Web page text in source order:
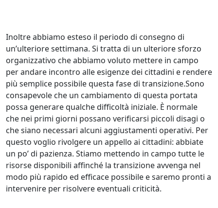
Inoltre abbiamo esteso il periodo di consegno di
un’ulteriore settimana. Si tratta di un ulteriore sforzo
organizzativo che abbiamo voluto mettere in campo
per andare incontro alle esigenze dei cittadini e rendere
più semplice possibile questa fase di transizione.Sono
consapevole che un cambiamento di questa portata
possa generare qualche difficoltà iniziale. È normale
che nei primi giorni possano verificarsi piccoli disagi o
che siano necessari alcuni aggiustamenti operativi. Per
questo voglio rivolgere un appello ai cittadini: abbiate
un po’ di pazienza. Stiamo mettendo in campo tutte le
risorse disponibili affinché la transizione avvenga nel
modo più rapido ed efficace possibile e saremo pronti a
intervenire per risolvere eventuali criticità.